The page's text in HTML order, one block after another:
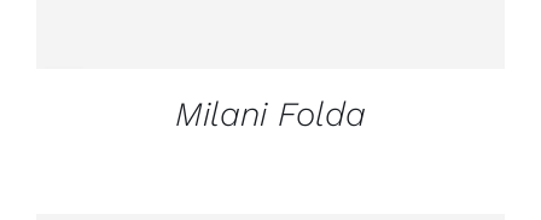
Milani Folda